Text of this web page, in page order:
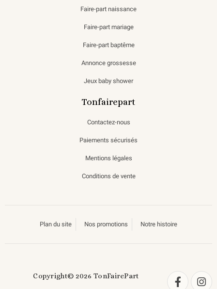
Faire-part naissance
Faire-part mariage
Faire-part baptême
Annonce grossesse
Jeux baby shower
Tonfairepart
Contactez-nous
Paiements sécurisés
Mentions légales
Conditions de vente
Plan du site Nos promotions Notre histoire
Copyright© 2026 TonFairePart